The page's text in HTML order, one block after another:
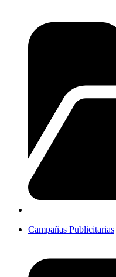
Campañas Publicitarias